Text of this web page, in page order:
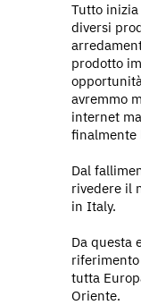
Tutto
diversi
prodotto
avremmo
internet
finalmente
Dal
rivedere il
in Italy.
Da questa
tutta
Oriente.